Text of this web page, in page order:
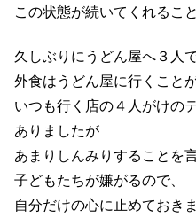
この状態が続いてくれるこ
久しぶりにうどん屋へ３人
外食はうどん屋に行くこと
いつも行く店の４人がけの
ありましたが
あまりしんみりすることを
子どもたちが嫌がるので、
自分だけの心に止めておき